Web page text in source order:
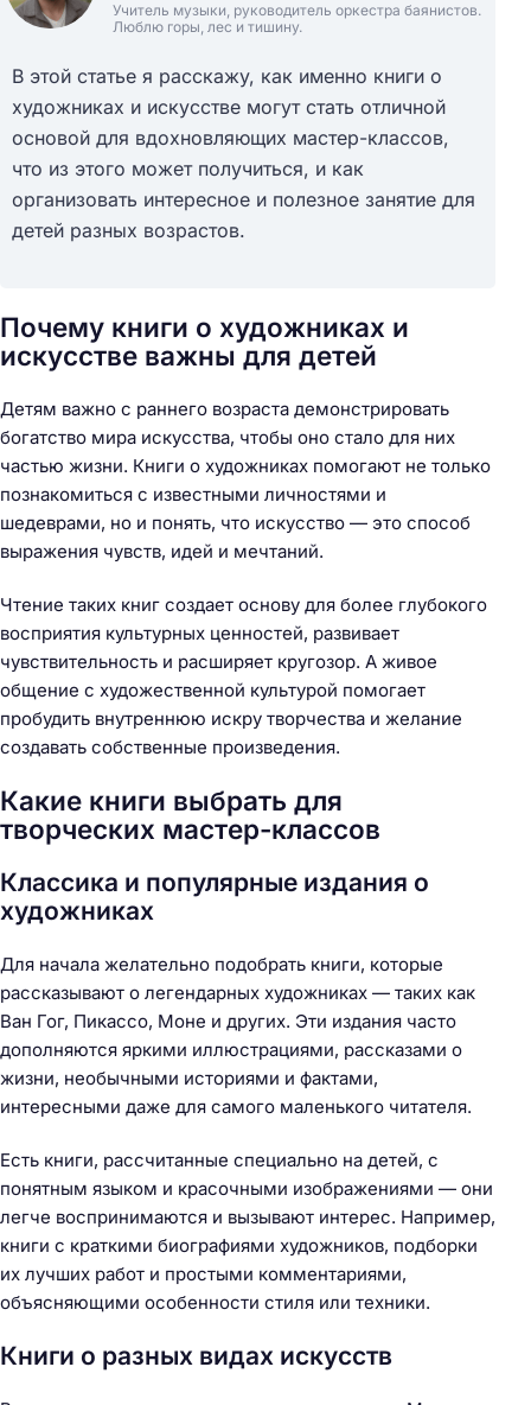
Учитель музыки, руководитель оркестра баянистов.
Люблю горы, лес и тишину.
В этой статье я расскажу, как именно книги о
художниках и искусстве могут стать отличной
основой для вдохновляющих мастер-классов,
что из этого может получиться, и как
организовать интересное и полезное занятие для
детей разных возрастов.
Почему книги о художниках и
искусстве важны для детей
Детям важно с раннего возраста демонстрировать
богатство мира искусства, чтобы оно стало для них
частью жизни. Книги о художниках помогают не только
познакомиться с известными личностями и
шедеврами, но и понять, что искусство — это способ
выражения чувств, идей и мечтаний.
Чтение таких книг создает основу для более глубокого
восприятия культурных ценностей, развивает
чувствительность и расширяет кругозор. А живое
общение с художественной культурой помогает
пробудить внутреннюю искру творчества и желание
создавать собственные произведения.
Какие книги выбрать для
творческих мастер-классов
Классика и популярные издания о
художниках
Для начала желательно подобрать книги, которые
рассказывают о легендарных художниках — таких как
Ван Гог, Пикассо, Моне и других. Эти издания часто
дополняются яркими иллюстрациями, рассказами о
жизни, необычными историями и фактами,
интересными даже для самого маленького читателя.
Есть книги, рассчитанные специально на детей, с
понятным языком и красочными изображениями — они
легче воспринимаются и вызывают интерес. Например,
книги с краткими биографиями художников, подборки
их лучших работ и простыми комментариями,
объясняющими особенности стиля или техники.
Книги о разных видах искусств